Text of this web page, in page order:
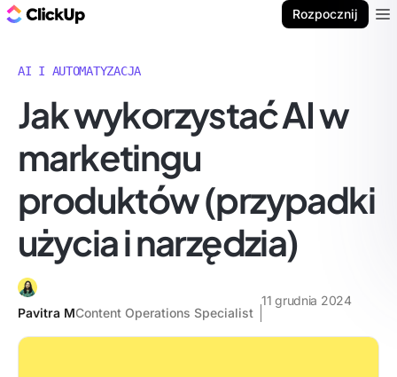
Rozpocznij
AI I AUTOMATYZACJA
Jak wykorzystać AI w
marketingu
produktów (przypadki
użycia i narzędzia)
Pavitra MContent Operations Specialist
11 grudnia 2024